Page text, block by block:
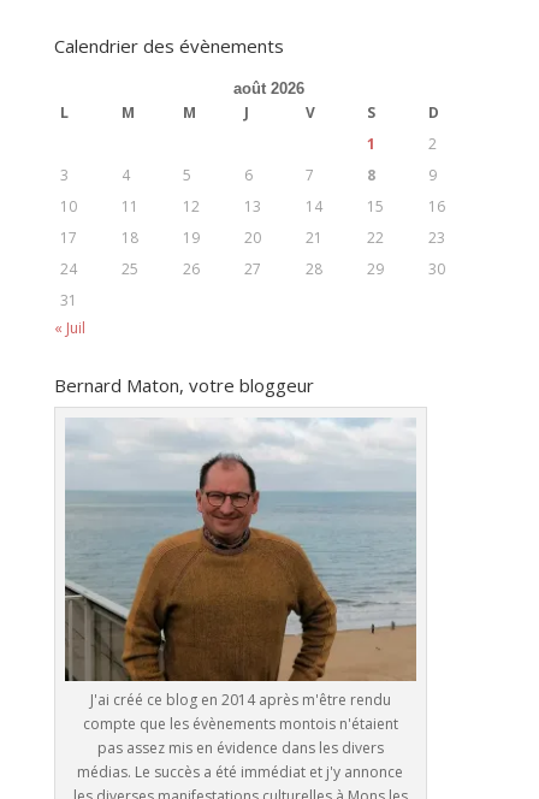
Calendrier des évènements
août 2026
L M M J V S
D
1
2
3
4 5 6 7 8
9
10
11 12 13 14 15
16
17
18 19 20 21 22
23
24
25 26 27 28 29
30
31
« Juil
Bernard Maton, votre bloggeur
J'ai créé ce blog en 2014 après m'être rendu
compte que les évènements montois n'étaient
pas assez mis en évidence dans les divers
médias. Le succès a été immédiat et j'y annonce